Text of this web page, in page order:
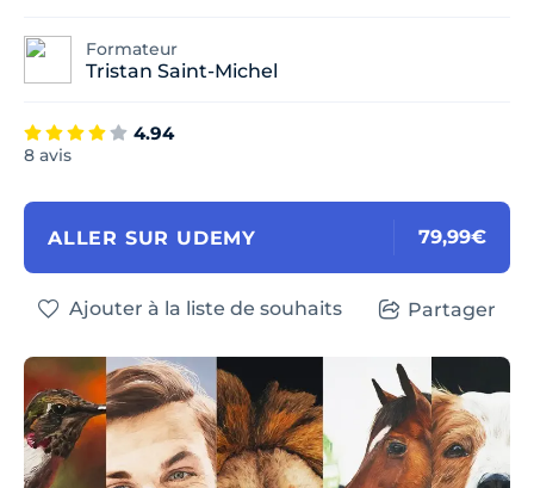
Formateur
Tristan Saint-Michel
4.94
8 avis
ALLER SUR UDEMY 79,99€
Ajouter à la liste de souhaits Partager